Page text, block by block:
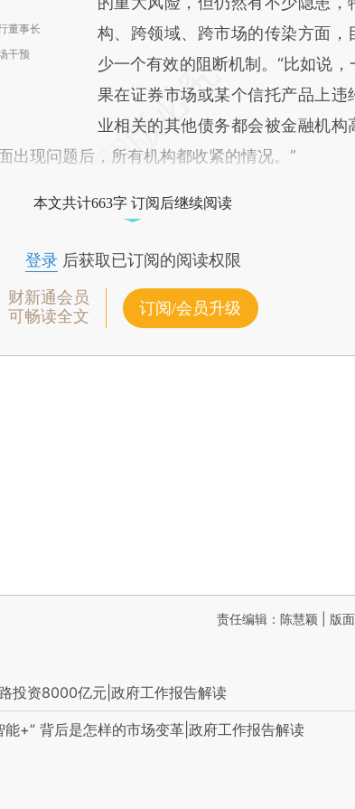
董事长
干预
构、跨领域、跨市场的传染方面，
少一个有效的阻断机制。“比如说，
果在证券市场或某个信托产品上违
业相关的其他债务都会被金融机构
出现问题后，所有机构都收紧的情况。”
本文共计663字 订阅后继续阅读
登录后获取已订阅的阅读权限
财新通会员
可畅读全文
订阅/会员升级
责任编辑：陈慧颖 | 版
投资8000亿元|政府工作报告解读
能+” 背后是怎样的市场变革|政府工作报告解读